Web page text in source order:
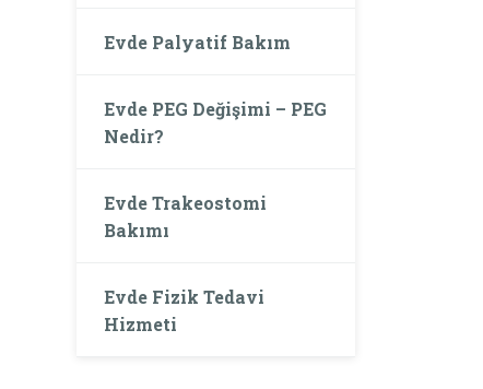
Evde Palyatif Bakım
Evde PEG Değişimi – PEG
Nedir?
Evde Trakeostomi
Bakımı
Evde Fizik Tedavi
Hizmeti